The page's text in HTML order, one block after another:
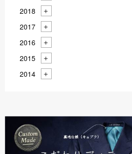
2018
2017
2016
2015
2014